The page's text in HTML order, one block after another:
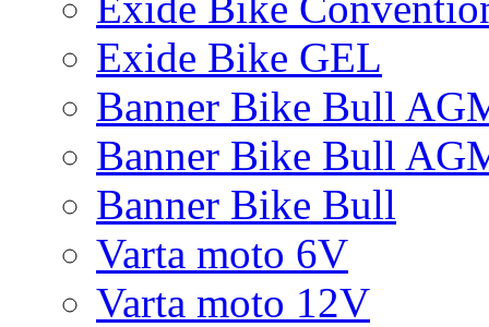
Exide Bike GEL
Banner Bike Bull
Banner Bike Bull
Banner Bike Bull
Varta moto 6V
Varta moto 12V